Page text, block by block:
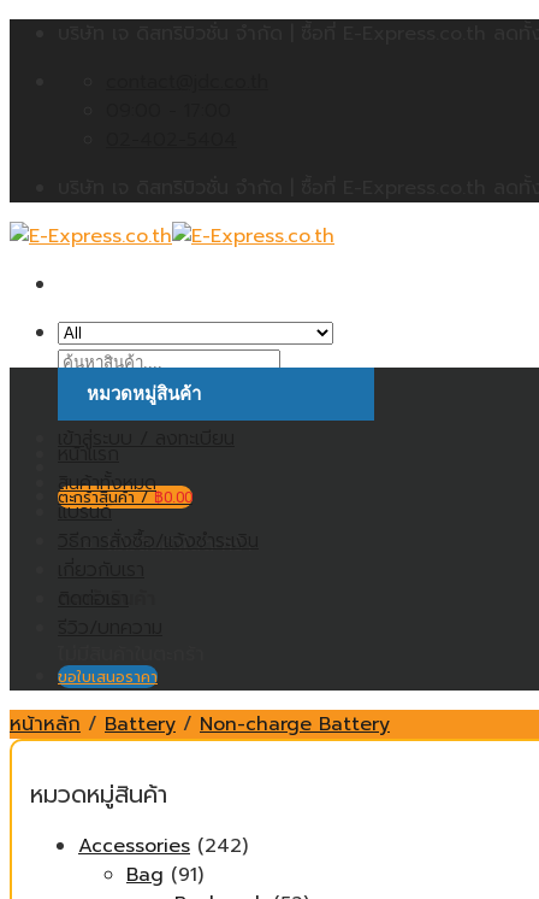
ค้นหา:
ตะกร้าสินค้า /฿0.00
ไม่มีสินค้าในตะกร้า
หมวดหมู่สินค้า
สินค้าทั้งหมด
แบรนด์
วิธีการสั่งซื้อ/แจ้งชำระเงิน
ขอใบเสนอราคา
หน้าหลัก / Battery / Non-charge Battery
หมวดหมู่สินค้า
Accessories (242)
Bag (91)